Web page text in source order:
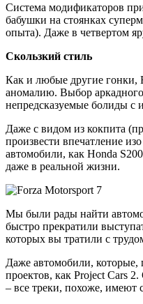
Система модификаторов
бабушки на стоянках
опыта). Даже в четвертом
Скользкий стиль
Как и любые другие гонки,
аномалию. Выбор
непредсказуемые болиды с
Даже с видом из кокпита
произвести впечатление
автомобили, как Honda
даже в реальной жизни.
Мы были рады найти
быстро прекратили
которых вы тратили с
Даже автомобили, которые,
проектов, как Project Cars
– все треки, похоже, имеют